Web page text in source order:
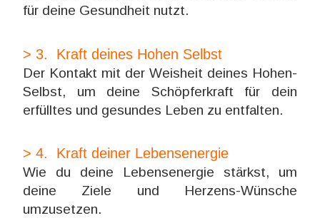
für deine Gesundheit nutzt.
> 3. Kraft deines Hohen Selbst
Der Kontakt mit der Weisheit deines Hohen-
Selbst, um deine Schöpferkraft für dein
erfülltes und gesundes Leben zu entfalten.
> 4. Kraft deiner Lebensenergie
Wie du deine Lebensenergie stärkst, um
deine Ziele und Herzens-Wünsche
umzusetzen.